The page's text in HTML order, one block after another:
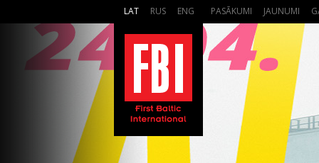
LAT RUS ENG PASĀKUMI JAUNUMI